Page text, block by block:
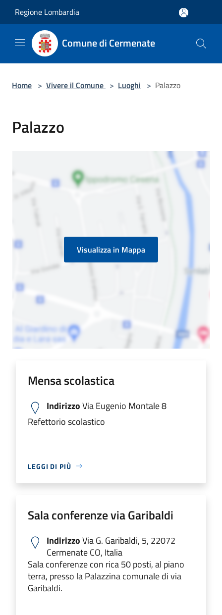
Regione Lombardia
Comune di Cermenate
Home > Vivere il Comune > Luoghi > Palazzo
Palazzo
Visualizza in Mappa
Mensa scolastica
IndirizzoVia Eugenio Montale 8
Refettorio scolastico
LEGGI DI PIÙ
Sala conferenze via Garibaldi
IndirizzoVia G. Garibaldi, 5, 22072
Cermenate CO, Italia
Sala conferenze con rica 50 posti, al piano
terra, presso la Palazzina comunale di via
Garibaldi.